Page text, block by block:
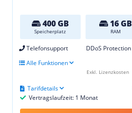
400 GB
Speicherplatz
16 GB
RAM
Telefonsupport DDoS Protection
Alle Funktionen
Vertragslaufzeit: 1 Monat
Tarifdetails
Exkl. Lizenzkosten